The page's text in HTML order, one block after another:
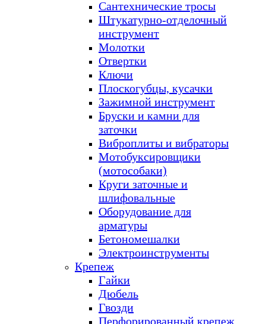
Сантехнические тросы
Штукатурно-отделочный
инструмент
Молотки
Отвертки
Ключи
Плоскогубцы, кусачки
Зажимной инструмент
Бруски и камни для
заточки
Виброплиты и вибраторы
Мотобуксировщики
(мотособаки)
Круги заточные и
шлифовальные
Оборудование для
арматуры
Бетономешалки
Электроинструменты
Крепеж
Гайки
Дюбель
Гвозди
Перфорированный крепеж